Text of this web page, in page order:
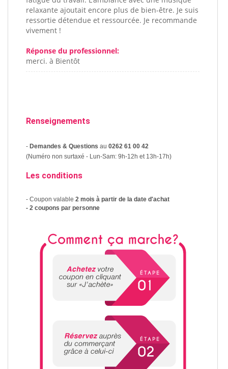
relaxante ajoutait encore plus de bien-être. Je suis
ressortie détendue et ressourcée. Je recommande
vivement !
Réponse du professionnel:
merci. à Bientôt
Renseignements
- Demandes & Questions au 0262 61 00 42
(Numéro non surtaxé - Lun-Sam: 9h-12h et 13h-17h)
Les conditions
- Coupon valable 2 mois à partir de la date d'achat
- 2 coupons par personne